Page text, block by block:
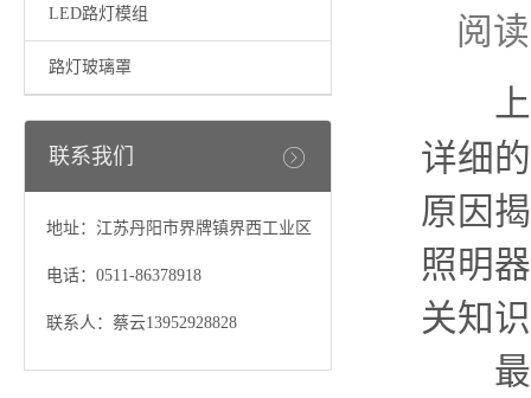
LED路灯模组
路灯玻璃罩
联系我们
地址：江苏丹阳市界牌镇界西工业区
电话：0511-86378918
联系人：蔡云13952928828
阅
上
详细
原因
照明
关知
最